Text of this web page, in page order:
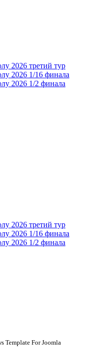
2026 третий тур
2026 1/16 финала
2026 1/2 финала
2026 третий тур
2026 1/16 финала
2026 1/2 финала
Template For Joomla